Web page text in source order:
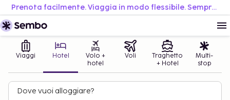
Prenota facilmente. Viaggia in modo flessibile. Sempre al miglior prezzo.
Viaggi Hotel
Volo +
hotel
Voli
Traghetto
+ Hotel
Multi-
stop
Dove vuoi alloggiare?